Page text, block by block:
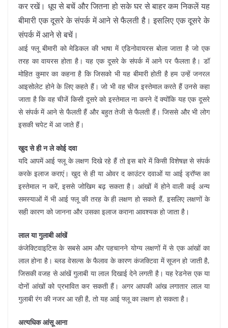
कर रखें। धूप से बचें और जितना हो सके घर से बाहर कम निकलें यह
बीमारी एक दूसरे के संपर्क में आने से फैलती है। इसलिए एक दूसरे के
संपर्क में आने से बचें।
आई फ्लू बीमारी को मेडिकल की भाषा में एडिनोवायरस बोला जाता है जो एक
तरह का वायरस होता है। यह एक दूसरे के संपर्क में आने पर फैलता है। डॉ
मोहित कुमार का कहना है कि जिसको भी यह बीमारी होती है हम उन्हें जनरल
आइसोलेट होने के लिए कहते हैं। जो भी वह चीज इस्तेमाल करते हैं उनसे कहा
जाता है कि वह चीजें किसी दूसरे को इस्तेमाल ना करने दें क्योंकि यह एक दूसरे
से संपर्क में आने से फैलती हैं और बहुत तेजी से फैलती हैं। जिससे और भी लोग
इसकी चपेट में आ जाते हैं।
खुद से ही न ले कोई दवा
यदि आपमें आई फ्लू के लक्षण दिखे रहे हैं तो इस बारे में किसी विशेषज्ञ से संपर्क
करके इलाज कराएं। खुद से ही या ओवर द काउंटर दवाओं या आई ड्रॉप्स का
इस्तेमाल न करें, इससे जोखिम बढ़ सकता है। आंखों में होने वाली कई अन्य
समस्याओं में भी आई फ्लू की तरह के ही लक्षण हो सकते हैं, इसलिए लक्षणों के
सही कारण को जानना और उसका इलाज कराना आवश्यक हो जाता है।
लाल या गुलाबी आंखें
कंजेक्टिवाइटिस के सबसे आम और पहचानने योग्य लक्षणों में से एक आंखों का
लाल होना है। ब्लड वेसल्स के फैलाव के कारण कंजक्टिवा में सूजन हो जाती है,
जिसकी वजह से आंखें गुलाबी या लाल दिखाई देने लगती है। यह रेडनेस एक या
दोनों आंखों को प्रभावित कर सकती हैं। अगर आपकी आंख लगातार लाल या
गुलाबी रंग की नजर आ रही है, तो यह आई फ्लू का लक्षण हो सकता है।
अत्यधिक आंसू आना